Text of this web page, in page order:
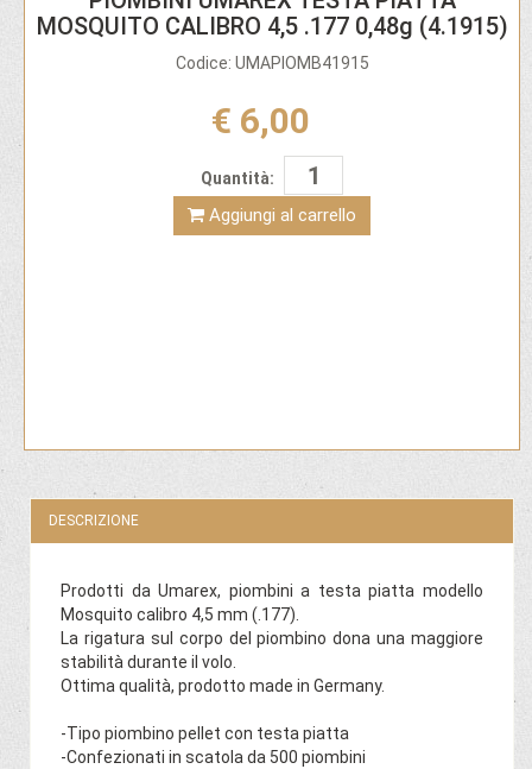
MOSQUITO CALIBRO 4,5 .177 0,48g (4.1915)
Codice: UMAPIOMB41915
€ 6,00
Quantità:
Aggiungi al carrello
DESCRIZIONE
Prodotti da Umarex, piombini a testa piatta modello
Mosquito calibro 4,5 mm (.177).
La rigatura sul corpo del piombino dona una maggiore
stabilità durante il volo.
Ottima qualità, prodotto made in Germany.
-Tipo piombino pellet con testa piatta
-Confezionati in scatola da 500 piombini